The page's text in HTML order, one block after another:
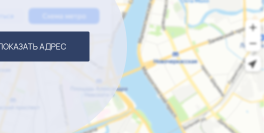
активные вложения в маркетинг, сосредоточившись на другом
в Москве), а также партнерские мультибрендовые
и Геленджике. Сейчас, без каких-либо вложений в рекламу,
остатки на сумму около 4 млн рублей в год. При этом бренд
от звезд и блогеров — вся эта база контактов передается
АДРЕС